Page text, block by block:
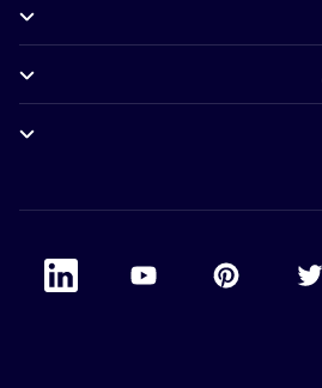
Accor Youtube
Linkedin